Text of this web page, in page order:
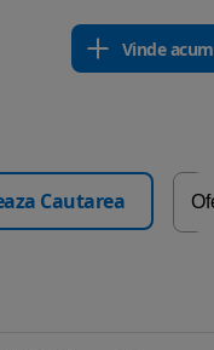
Vinde acum
Cautarea